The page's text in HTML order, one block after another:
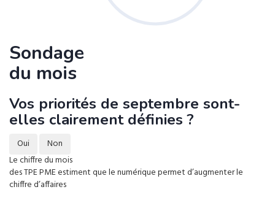
Sondage
du mois
Vos priorités de septembre sont-
elles clairement définies ?
Oui
Non
Le chiffre du mois
des TPE PME estiment que le numérique permet d’augmenter le
chiffre d’affaires